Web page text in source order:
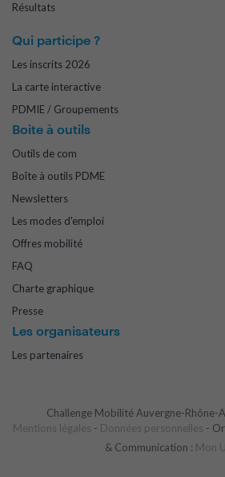
Résultats
Qui participe ?
Les inscrits 2026
La carte interactive
PDMIE / Groupements
Boite à outils
Outils de com
Boîte à outils PDME
Newsletters
Les modes d'emploi
Offres mobilité
FAQ
Charte graphique
Presse
Les organisateurs
Les partenaires
Challenge Mobilité Auvergne-
Mentions légales - Données personnelles -
& Communication : Mon